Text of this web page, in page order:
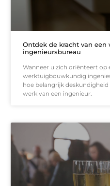
Ontdek de kracht van
ingenieursbureau
Wanneer u zich oriënteert op
werktuigbouwkundig
hoe belangrijk
werk van een ingenieur.